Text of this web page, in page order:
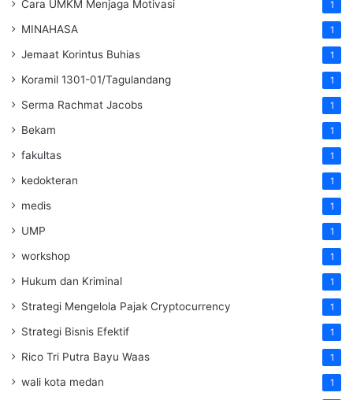
Cara UMKM Menjaga Motivasi 1
MINAHASA 1
Jemaat Korintus Buhias 1
Koramil 1301-01/Tagulandang 1
Serma Rachmat Jacobs 1
Bekam 1
fakultas 1
kedokteran 1
medis 1
UMP 1
workshop 1
Hukum dan Kriminal 1
Strategi Mengelola Pajak Cryptocurrency 1
Strategi Bisnis Efektif 1
Rico Tri Putra Bayu Waas 1
wali kota medan 1